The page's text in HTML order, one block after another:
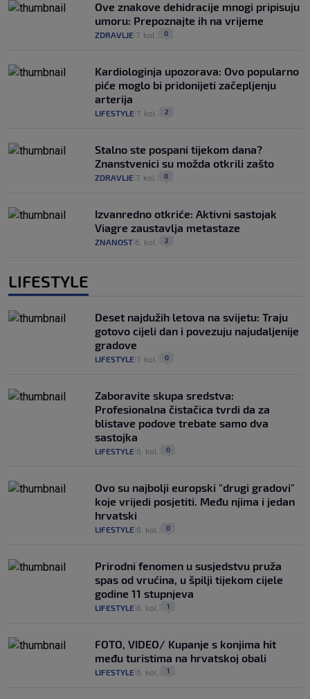
Ove znakove dehidracije mnogi pripisuju
umoru: Prepoznajte ih na vrijeme
ZDRAVLJE 7. kol. 0
Kardiologinja upozorava: Ovo popularno
piće moglo bi pridonijeti začepljenju
arterija
LIFESTYLE 7. kol. 2
Stalno ste pospani tijekom dana?
Znanstvenici su možda otkrili zašto
ZDRAVLJE 7. kol. 0
Izvanredno otkriće: Aktivni sastojak
Viagre zaustavlja metastaze
ZNANOST 6. kol. 2
LIFESTYLE
Deset najdužih letova na svijetu: Traju
gotovo cijeli dan i povezuju najudaljenije
gradove
LIFESTYLE 7. kol. 0
Zaboravite skupa sredstva:
Profesionalna čistačica tvrdi da za
blistave podove trebate samo dva
sastojka
LIFESTYLE 6. kol. 0
Ovo su najbolji europski "drugi gradovi"
koje vrijedi posjetiti. Među njima i jedan
hrvatski
LIFESTYLE 6. kol. 0
Prirodni fenomen u susjedstvu pruža
spas od vrućina, u špilji tijekom cijele
godine 11 stupnjeva
LIFESTYLE 6. kol. 1
FOTO, VIDEO/ Kupanje s konjima hit
među turistima na hrvatskoj obali
LIFESTYLE 6. kol. 1